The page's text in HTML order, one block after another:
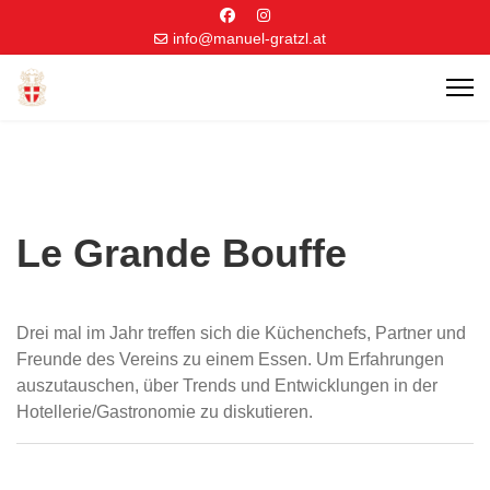
info@manuel-gratzl.at
Le Grande Bouffe
Drei mal im Jahr treffen sich die Küchenchefs, Partner und
Freunde des Vereins zu einem Essen. Um Erfahrungen
auszutauschen, über Trends und Entwicklungen in der
Hotellerie/Gastronomie zu diskutieren.